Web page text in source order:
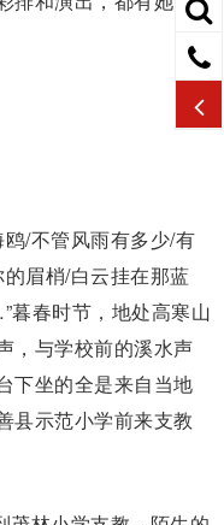
/不管风雨有多少/有
眉梢/白云挂在那蓝
春时节，地处高寒山
，与学校前的溪水声
下坐的全是来自当地
县示范小学前来支教